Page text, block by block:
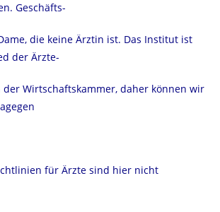
Geschäfts-
die keine Ärztin ist. Das Institut ist
der Ärzte-
der Wirtschaftskammer, daher können wir
für Ärzte sind hier nicht